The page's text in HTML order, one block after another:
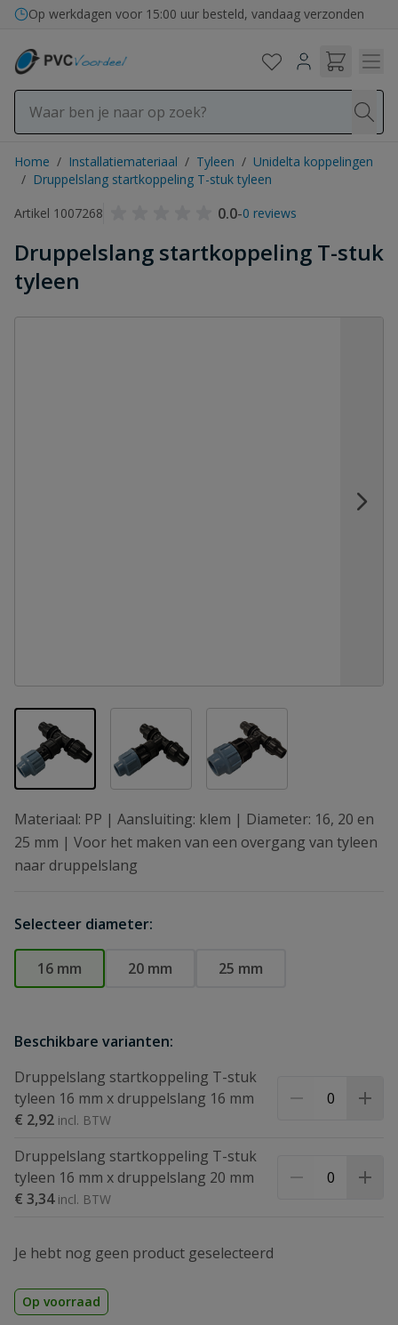
Ga naar de inhoud
Op werkdagen voor 15:00 uur besteld, vandaag verzonden
Home / Installatiemateriaal / Tyleen / Unidelta koppelingen
/ Druppelslang startkoppeling T-stuk tyleen
Artikel 1007268
0.0-0 reviews
Druppelslang startkoppeling T-stuk
tyleen
View larger imageView larger imageView larger image
Materiaal: PP | Aansluiting: klem | Diameter: 16, 20 en
25 mm | Voor het maken van een overgang van tyleen
naar druppelslang
Selecteer diameter:
16 mm 20 mm 25 mm
Beschikbare varianten:
Druppelslang startkoppeling T-stuk
tyleen 16 mm x druppelslang 16 mm
€ 2,92
Druppelslang startkoppeling T-stuk
tyleen 16 mm x druppelslang 20 mm
€ 3,34
Je hebt nog geen product geselecteerd
Op voorraad